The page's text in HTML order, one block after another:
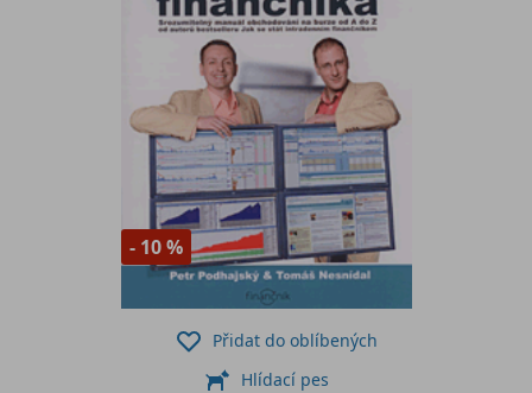
- 10 %
Přidat do oblíbených
Hlídací pes